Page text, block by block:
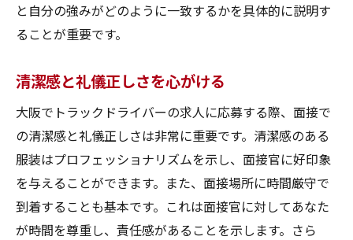
と自分の強みがどのように一致するかを具体的に説明す
ることが重要です。
清潔感と礼儀正しさを心がける
大阪でトラックドライバーの求人に応募する際、面接で
の清潔感と礼儀正しさは非常に重要です。清潔感のある
服装はプロフェッショナリズムを示し、面接官に好印象
を与えることができます。また、面接場所に時間厳守で
到着することも基本です。これは面接官に対してあなた
が時間を尊重し、責任感があることを示します。さら